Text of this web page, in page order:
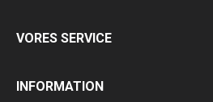
VORES SERVICE
INFORMATION